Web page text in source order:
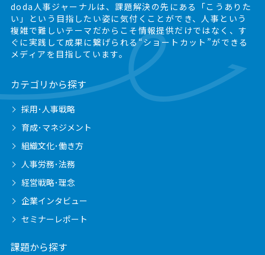
doda人事ジャーナルは、課題解決の先にある
「こうありた
い」という目指したい姿に気付くことができ、人事という
複雑で難しいテーマだからこそ情報提供だけではなく、 す
ぐに実践して成果に繋げられる“ショートカット”ができる
メディアを目指しています。
カテゴリから探す
採用･人事戦略
育成･マネジメント
組織文化･働き方
人事労務･法務
経営戦略･理念
企業インタビュー
セミナーレポート
課題から探す